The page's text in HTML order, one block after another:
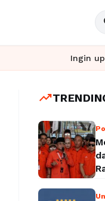
Ingin upgrade
trending_up